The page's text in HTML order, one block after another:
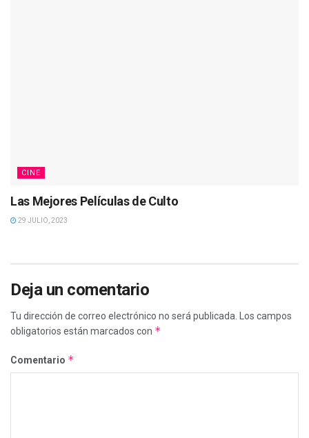
CINE
Las Mejores Películas de Culto
29 JULIO, 2023
Deja un comentario
Tu dirección de correo electrónico no será publicada.
Los campos
obligatorios están marcados con *
Comentario *